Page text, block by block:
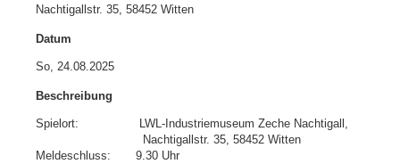
Nachtigallstr. 35, 58452 Witten
Datum
So, 24.08.2025
Beschreibung
Spielort:                 LWL-Industriemuseum Zeche Nachtigall,
Meldeschluss:       9.30 Uhr